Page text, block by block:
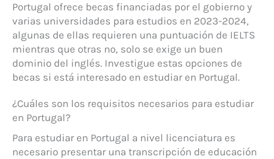
Portugal ofrece becas financiadas por el gobierno y
varias universidades para estudios en 2023-2024,
algunas de ellas requieren una puntuación de IELTS
mientras que otras no, solo se exige un buen
dominio del inglés. Investigue estas opciones de
becas si está interesado en estudiar en Portugal.
¿Cuáles son los requisitos necesarios para estudiar
en Portugal?
Para estudiar en Portugal a nivel licenciatura es
necesario presentar una transcripción de educación